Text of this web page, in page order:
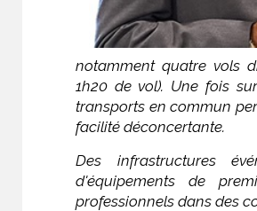
notamment quatre vols
1h20 de vol). Une fois
transports en commun
facilité déconcertante.
Des infrastructures
d'équipements de
professionnels dans des